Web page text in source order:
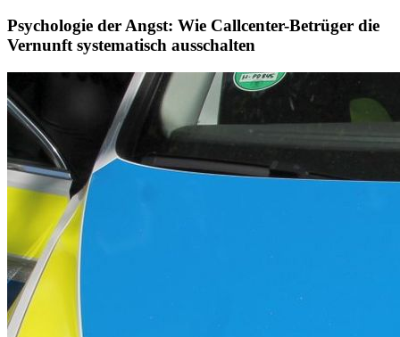
Psychologie der Angst: Wie Callcenter-Betrüger die
Vernunft systematisch ausschalten